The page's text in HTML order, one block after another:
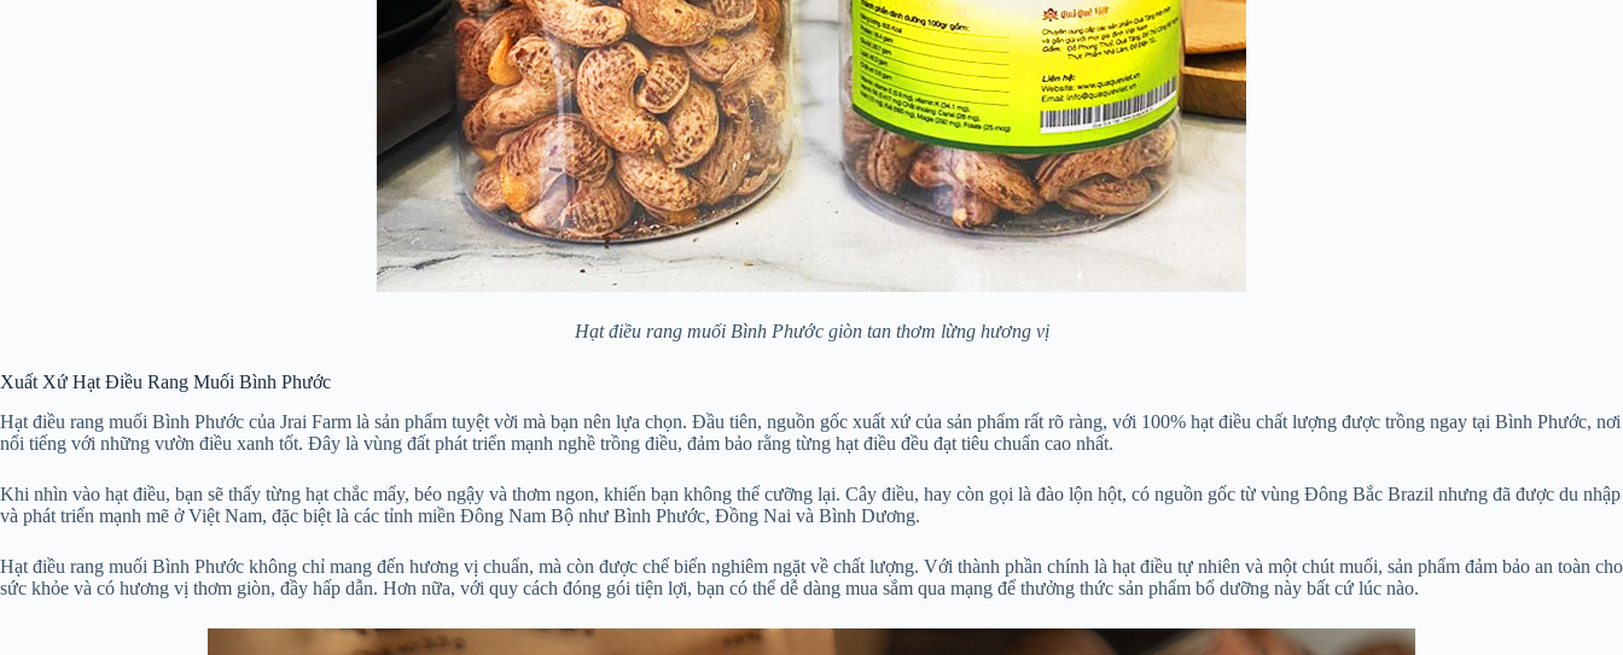
Hạt điều rang muối Bình Phước giòn tan thơm lừng hương vị
Xuất Xứ Hạt Điều Rang Muối Bình Phước
Hạt điều rang muối Bình Phước của Jrai Farm là sản phẩm tuyệt vời mà bạn nên lựa chọn. Đầu tiên, nguồn gốc xuất xứ của sản phẩm rất rõ ràng, với 100% hạt điều chất lượng được trồng ngay tại Bình Phước, nơi
nổi tiếng với những vườn điều xanh tốt. Đây là vùng đất phát triển mạnh nghề trồng điều, đảm bảo rằng từng hạt điều đều đạt tiêu chuẩn cao nhất.
Khi nhìn vào hạt điều, bạn sẽ thấy từng hạt chắc mẩy, béo ngậy và thơm ngon, khiến bạn không thể cưỡng lại. Cây điều, hay còn gọi là đào lộn hột, có nguồn gốc từ vùng Đông Bắc Brazil nhưng đã được du nhập
và phát triển mạnh mẽ ở Việt Nam, đặc biệt là các tỉnh miền Đông Nam Bộ như Bình Phước, Đồng Nai và Bình Dương.
Hạt điều rang muối Bình Phước không chỉ mang đến hương vị chuẩn, mà còn được chế biến nghiêm ngặt về chất lượng. Với thành phần chính là hạt điều tự nhiên và một chút muối, sản phẩm đảm bảo an toàn cho
sức khỏe và có hương vị thơm giòn, đầy hấp dẫn. Hơn nữa, với quy cách đóng gói tiện lợi, bạn có thể dễ dàng mua sắm qua mạng để thưởng thức sản phẩm bổ dưỡng này bất cứ lúc nào.